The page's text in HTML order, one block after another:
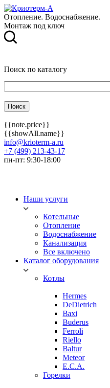
Отопление. Водоснабжение.
Монтаж под ключ
Поиск по каталогу
{{note.price}}
{{showAll.name}}
info@krioterm-a.ru
+7 (499) 213-43-17
пн-пт: 9:30-18:00
Наши услуги
Котельные
Отопление
Водоснабжение
Канализация
Все включено
Каталог оборудования
Котлы
Hermes
DeDietrich
Baxi
Buderus
Ferroli
Riello
Baltur
Meteor
E.C.A.
Горелки